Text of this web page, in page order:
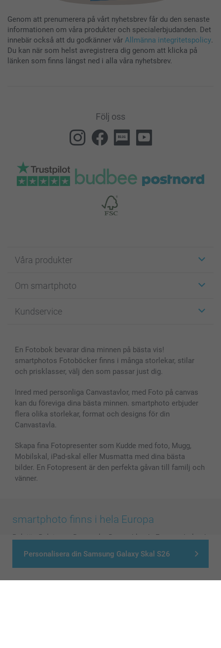
Personalisera din Samsung Galaxy Skal S26
Genom att prenumerera på vårt nyhetsbrev får du den senaste
informationen om våra produkter och specialerbjudanden. Det
innebär också att du godkänner vår Allmänna integritetspolicy.
Du kan när som helst avregistrera dig genom att klicka på
länken som finns längst ned i alla våra nyhetsbrev.
Följ oss
Våra produkter
Fotokort
Fotoböcker
Skal till Mobil & Surfplatta
MyNameBook
Fotoramar & Tillbehör
Presentkort
Alla fotoprodukter
Om smartphoto
För affiliates
Sitemap
Villkor och garantier
Kundservice
smartbonus
Priser & betalning
En Fotobok bevarar dina minnen på bästa vis!
smartphotos Fotoböcker finns i många storlekar, stilar
och prisklasser, välj den som passar just dig.
Inred med personliga Canvastavlor, med Foto på canvas
kan du föreviga dina bästa minnen. smartphoto erbjuder
flera olika storlekar, format och designs för din
Canvastavla.
Skapa fina Fotopresenter som Kudde med foto, Mugg,
Mobilskal, iPad-skal eller Musmatta med dina bästa
bilder. En Fotopresent är den perfekta gåvan till familj och
vänner.
smartphoto finns i hela Europa
België Belgique Danmark Deutschland France
Ireland
Nederland - Norge Österreich - Schweiz - Suisse